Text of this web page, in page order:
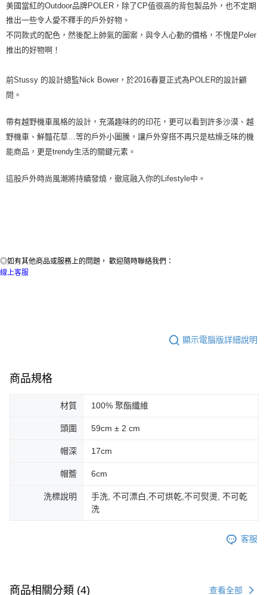
美國當紅的Outdoor品牌POLER ，除了CP值很高的背包製品外 ， 也不定期
推出一些令人愛不釋手的戶外好物。
不同款式的配色，然後配上帥氣的圖案，與令人心動的價格，不愧是Poler
推出的好物啊！
前Stussy 的設計總監Nick Bower ，於2016春夏正式為 POLER的設計顧
問。
帶有越野機車風格的設計，充滿趣味的的印花，更可以看到許多沙漠、越
野機車、鮮豔花草
等的戶外小圖騰，讓戶外穿搭不再只是枯燥乏味的機
能商品，更是trendy生活的關鍵元素。
這股戶外時尚風潮將持續發燒，徹底融入你的Lifestyle中 。
◎如有其他商品或服務上的問題， 歡迎隨時聯絡我們：
線上客服
顯示電腦版詳細說明
商品規格
材質 100% 聚酯纖維
頭圍 59cm ± 2 cm
帽深 17cm
帽簷 6cm
洗標說明
手洗, 不可漂白,不可烘乾,不可熨燙, 不可乾
洗
客服
商品相關分類 (4) 查看全部